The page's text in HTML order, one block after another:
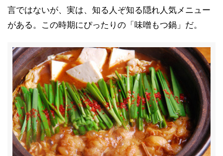
言ではないが、実は、知る人ぞ知る隠れ人気メニュー
がある。この時期にぴったりの「味噌もつ鍋」だ。